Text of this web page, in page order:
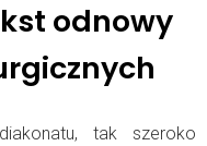
odnowy
tak szeroko